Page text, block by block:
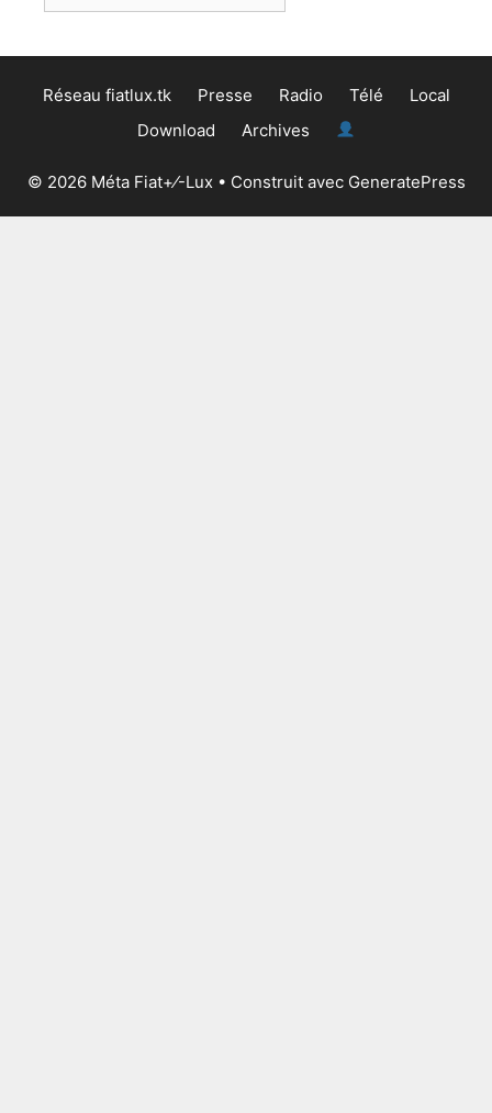
Réseau fiatlux.tk Presse Radio Télé
Local
Download
Archives
© 2026 Méta Fiat+⁄-Lux • Construit avec GeneratePress